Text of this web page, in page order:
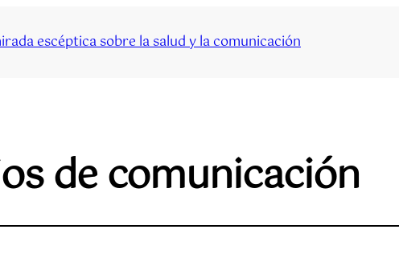
escéptica sobre la salud y la comunicación
de comunicación